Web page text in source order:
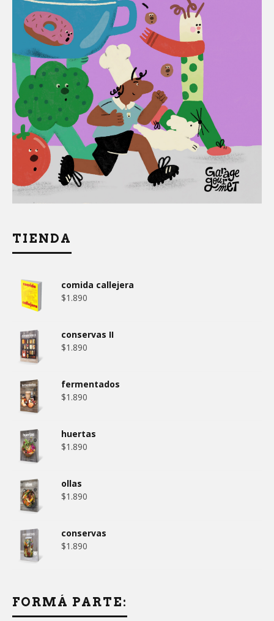
TIENDA
comida callejera
$1.890
conservas II
$1.890
fermentados
$1.890
huertas
$1.890
ollas
$1.890
conservas
$1.890
FORMÁ PARTE: